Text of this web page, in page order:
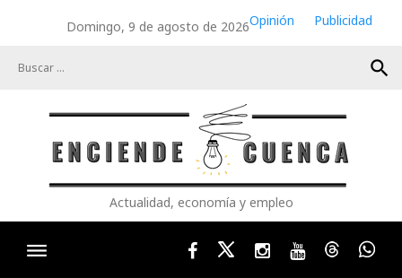
Domingo, 9 de agosto de 2026Opinión
Publicidad
search
Actualidad, economía y empleo
FacebookTwitterInstagram
YoutubeThreads